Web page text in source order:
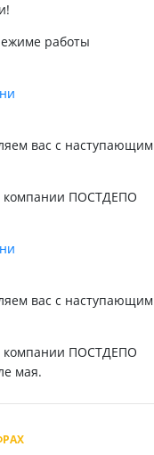
работы
вас с наступающим
ПОСТДЕПО
вас с наступающим
ПОСТДЕПО
мая.